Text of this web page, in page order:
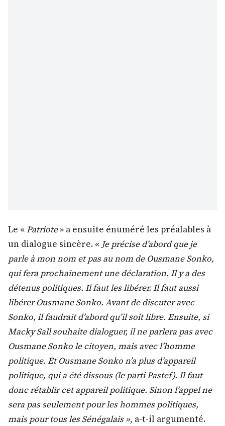
Le «Patriote» a ensuite énuméré les préalables à
un dialogue sincère. « Je précise d’abord que je
parle à mon nom et pas au nom de Ousmane Sonko,
qui fera prochainement une déclaration. Il y a des
détenus politiques. Il faut les libérer. Il faut aussi
libérer Ousmane Sonko. Avant de discuter avec
Sonko, il faudrait d’abord qu’il soit libre. Ensuite, si
Macky Sall souhaite dialoguer, il ne parlera pas avec
Ousmane Sonko le citoyen, mais avec l’homme
politique. Et Ousmane Sonko n’a plus d’appareil
politique, qui a été dissous (le parti Pastef). Il faut
donc rétablir cet appareil politique. Sinon l’appel ne
sera pas seulement pour les hommes politiques,
mais pour tous les Sénégalais », a-t-il argumenté.